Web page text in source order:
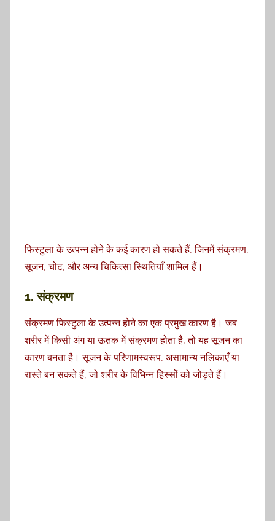
फिस्टुला के उत्पन्न होने के कई कारण हो सकते हैं, जिनमें संक्रमण,
सूजन, चोट, और अन्य चिकित्सा स्थितियाँ शामिल हैं।
1. संक्रमण
संक्रमण फिस्टुला के उत्पन्न होने का एक प्रमुख कारण है। जब
शरीर में किसी अंग या ऊतक में संक्रमण होता है, तो यह सूजन का
कारण बनता है। सूजन के परिणामस्वरूप, असामान्य नलिकाएँ या
रास्ते बन सकते हैं, जो शरीर के विभिन्न हिस्सों को जोड़ते हैं।